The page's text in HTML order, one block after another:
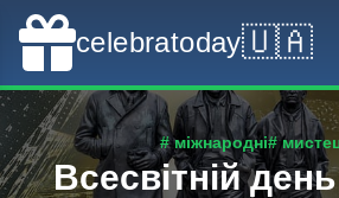
celebratoday🇺🇦
# міжнародні#
Всесвітній